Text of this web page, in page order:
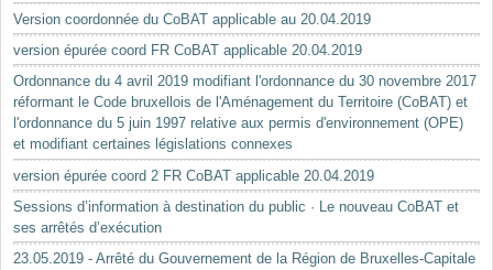
Version coordonnée du CoBAT applicable au 20.04.2019
version épurée coord FR CoBAT applicable 20.04.2019
Ordonnance du 4 avril 2019 modifiant l'ordonnance du 30 novembre 2017
réformant le Code bruxellois de l'Aménagement du Territoire (CoBAT) et
l'ordonnance du 5 juin 1997 relative aux permis d'environnement (OPE)
et modifiant certaines législations connexes
version épurée coord 2 FR CoBAT applicable 20.04.2019
Sessions d’information à destination du public · Le nouveau CoBAT et
ses arrêtés d’exécution
23.05.2019 - Arrêté du Gouvernement de la Région de Bruxelles-Capitale